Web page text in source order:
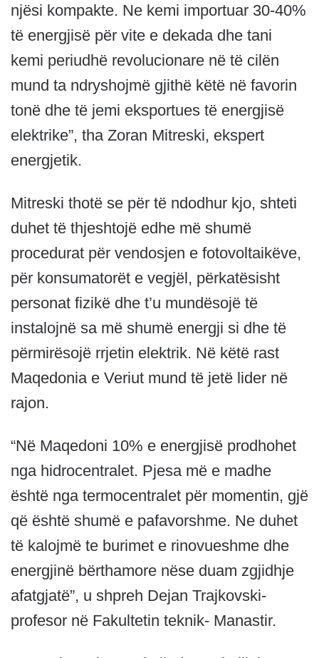
njësi kompakte. Ne kemi importuar 30-40%
të energjisë për vite e dekada dhe tani
kemi periudhë revolucionare në të cilën
mund ta ndryshojmë gjithë këtë në favorin
tonë dhe të jemi eksportues të energjisë
elektrike”, tha Zoran Mitreski, ekspert
energjetik.
Mitreski thotë se për të ndodhur kjo, shteti
duhet të thjeshtojë edhe më shumë
procedurat për vendosjen e fotovoltaikëve,
për konsumatorët e vegjël, përkatësisht
personat fizikë dhe t’u mundësojë të
instalojnë sa më shumë energji si dhe të
përmirësojë rrjetin elektrik. Në këtë rast
Maqedonia e Veriut mund të jetë lider në
rajon.
“Në Maqedoni 10% e energjisë prodhohet
nga hidrocentralet. Pjesa më e madhe
është nga termocentralet për momentin, gjë
që është shumë e pafavorshme. Ne duhet
të kalojmë te burimet e rinovueshme dhe
energjinë bërthamore nëse duam zgjidhje
afatgjatë”, u shpreh Dejan Trajkovski-
profesor në Fakultetin teknik- Manastir.